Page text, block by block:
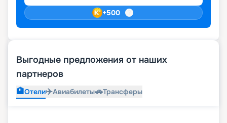
+500
Выгодные предложения от наших
партнеров
🏨Отели✈️Авиабилеты🚗Трансферы